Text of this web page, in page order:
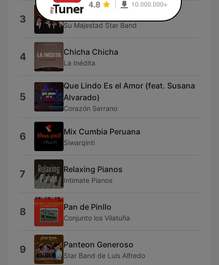
3 Compárame
Su Majestad Star Band
4 Chicha Chicha
La Inédita
5
Que Lindo Es el Amor (feat. Susana
Alvarado)
Corazón Serrano
6 Mix Cumbia Peruana
Siwarqinti
7 Relaxing Pianos
Intimate Pianos
8 Pan de Pinllo
Conjunto los Vilatuña
9 Panteon Generoso
Star Band de Luis Alfredo